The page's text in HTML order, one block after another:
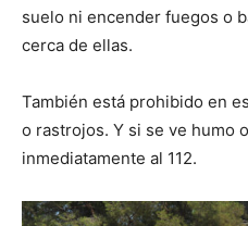
suelo ni encender fuegos o
cerca de ellas.
También está prohibido en
o rastrojos. Y si se ve humo
inmediatamente al 112.